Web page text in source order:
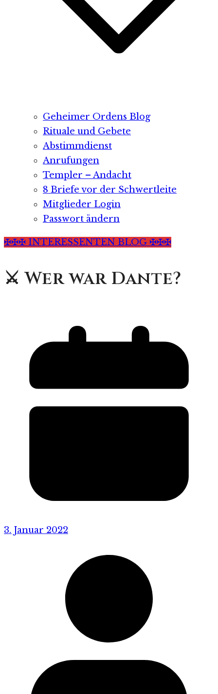
Geheimer Ordens Blog
Rituale und Gebete
Abstimmdienst
Anrufungen
Templer – Andacht
8 Briefe vor der Schwertleite
Mitglieder Login
Passwort ändern
✠✠✠ INTERESSENTEN BLOG ✠✠✠
⚔️ Wer war Dante?
3. Januar 2022